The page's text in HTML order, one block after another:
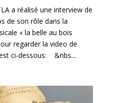
a réalisé une interview de
de son rôle dans la
« la belle au bois
regarder la video de
ci-dessous: &nbs...